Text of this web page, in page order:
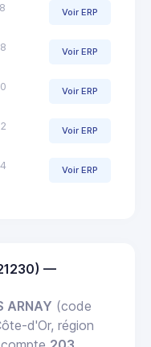
Voir ERP
Voir ERP
Voir ERP
Voir ERP
Voir ERP
—
ARNAY (code
d'Or, région